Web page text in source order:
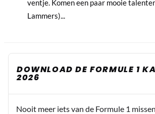
ventje. Komen een paar mooie
Lammers)...
DOWNLOAD DE FORMULE 1
2026
Nooit meer iets van de Formule 1